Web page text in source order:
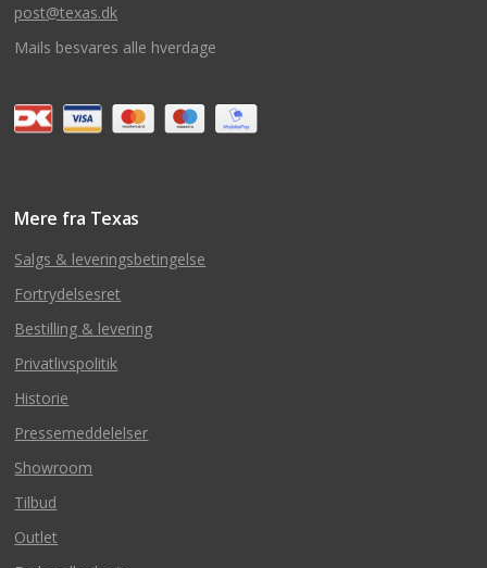
post@texas.dk
Mails besvares alle hverdage
Mere fra Texas
Salgs & leveringsbetingelse
Fortrydelsesret
Bestilling & levering
Privatlivspolitik
Historie
Pressemeddelelser
Showroom
Tilbud
Outlet